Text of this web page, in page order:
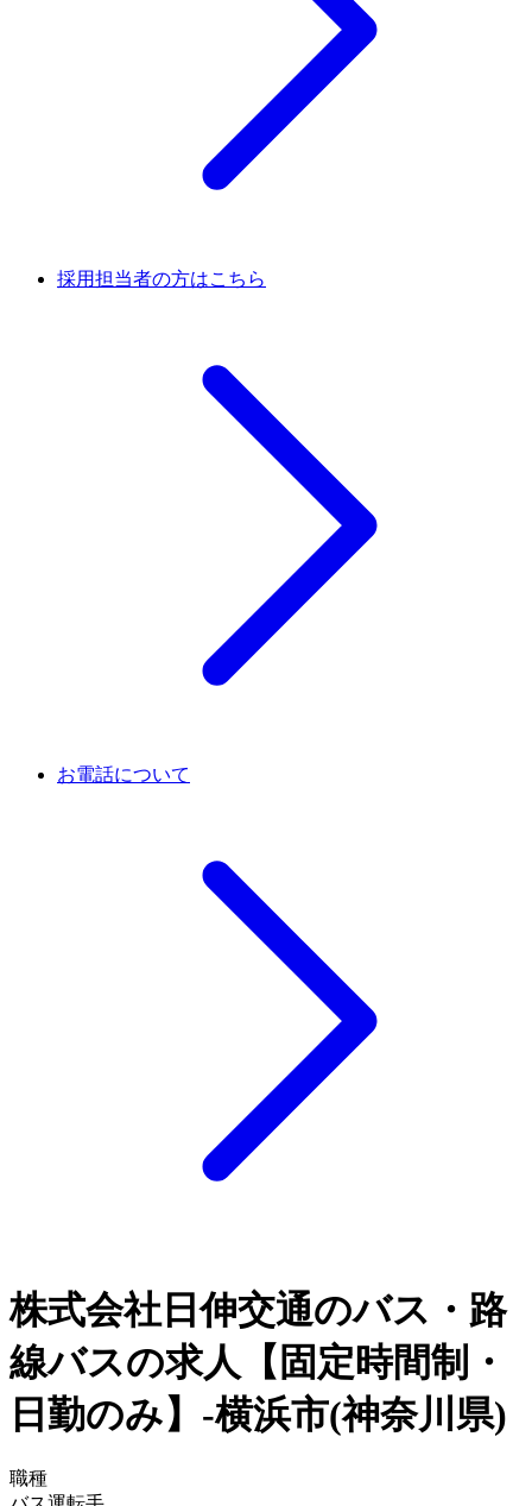
採用担当者の方はこちら
お電話について
株式会社日伸交通のバス・路
線バスの求人【固定時間制・
日勤のみ】-横浜市(神奈川県)
職種